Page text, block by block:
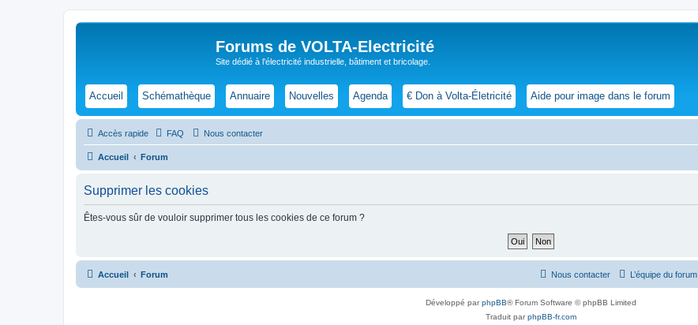
Forums de VOLTA-Electricité
Site dédié à l'électricité industrielle, bâtiment et bricolage.
Accueil Schémathèque Annuaire Nouvelles Agenda € Don à Volta-Életricité Aide pour image dans le forum
Accès rapide FAQ Nous contacter
Accueil Forum
Supprimer les cookies
Êtes-vous sûr de vouloir supprimer tous les cookies de ce forum ?
Accueil Forum L’équipe du forum
Nous contacter
Développé parphpBB® Forum Software © phpBB Limited
Traduit parphpBB-fr.com